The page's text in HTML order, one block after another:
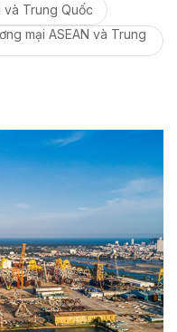
và Trung Quốc
mại ASEAN và Trung